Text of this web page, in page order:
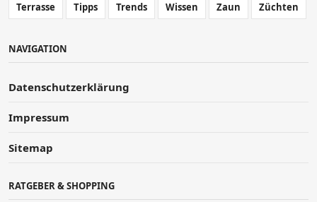
Terrasse
Tipps Trends Wissen Zaun Züchten
NAVIGATION
Datenschutzerklärung
Impressum
Sitemap
RATGEBER & SHOPPING